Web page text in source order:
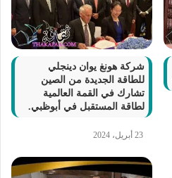
شركة هونغ يوان دينجلي
للطاقة الجديدة من الصين
تشارك في القمة العالمية
لطاقة المستقبل في أبوظبي.
23 أبريل، 2024